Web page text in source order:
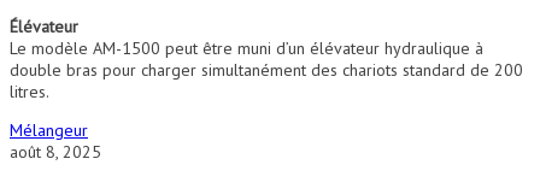
Élévateur
Le modèle AM-1500 peut être muni d’un élévateur hydraulique à
double bras pour charger simultanément des chariots standard de 200
litres.
Mélangeur
août 8, 2025